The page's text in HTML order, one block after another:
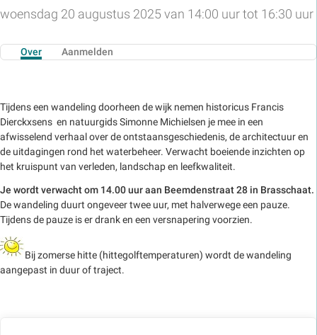
woensdag 20 augustus 2025 van 14:00 uur tot 16:30 uur
Over Aanmelden
Tijdens een wandeling doorheen de wijk nemen historicus Francis
Dierckxsens en natuurgids Simonne Michielsen je mee in een
afwisselend verhaal over de ontstaansgeschiedenis, de architectuur en
de uitdagingen rond het waterbeheer. Verwacht boeiende inzichten op
het kruispunt van verleden, landschap en leefkwaliteit.
Je wordt verwacht om 14.00 uur aan Beemdenstraat 28 in Brasschaat.
De wandeling duurt ongeveer twee uur, met halverwege een pauze.
Tijdens de pauze is er drank en een versnapering voorzien.
Bij zomerse hitte (hittegolftemperaturen) wordt de wandeling
aangepast in duur of traject.